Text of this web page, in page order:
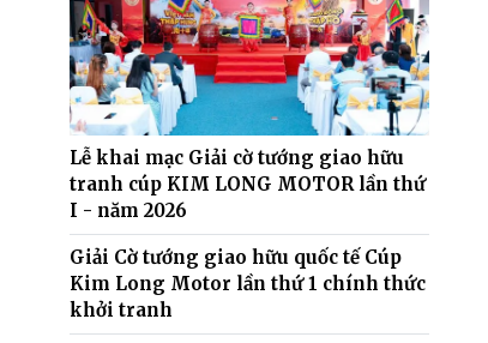
Lễ khai mạc Giải cờ tướng giao hữu
tranh cúp KIM LONG MOTOR lần thứ
I - năm 2026
Giải Cờ tướng giao hữu quốc tế Cúp
Kim Long Motor lần thứ 1 chính thức
khởi tranh